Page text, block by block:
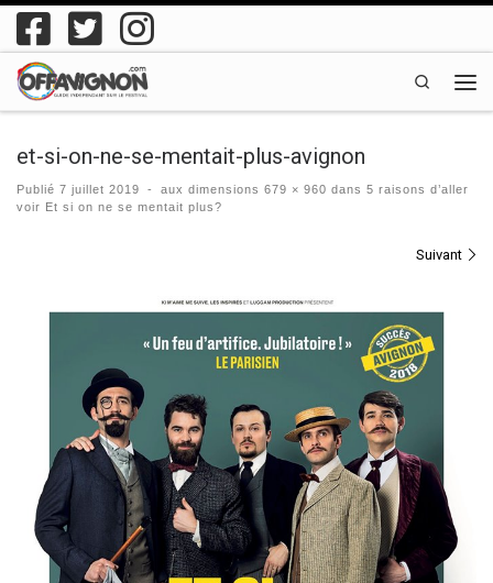
Passer au contenu
Search
et-si-on-ne-se-mentait-plus-avignon
Publié 7 juillet 2019 - aux dimensions 679 × 960 dans 5 raisons d’aller
voir Et si on ne se mentait plus?
Suivant